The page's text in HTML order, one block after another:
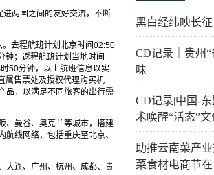
两国之间的友好交流，不断
去程航班计划北京时间02:50
；返程航班计划当地时间
50分钟，以上航班信息以实
属售票处及授权代理购买机
品，以满足不同旅客的出行需
、曼谷、奥克兰等城市，搭建
线网络，包括重庆至北京、
大连、广州、杭州、成都、贵
黑白经纬映长
CD记录｜贵州
味
CD记录|中国-
术唤醒“活态”文
助推云南菜产
菜食材电商节